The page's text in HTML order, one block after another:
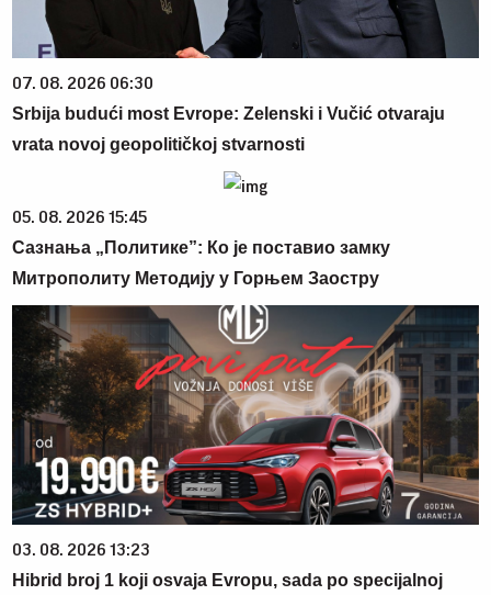
07. 08. 2026 06:30
Srbija budući most Evrope: Zelenski i Vučić otvaraju
vrata novoj geopolitičkoj stvarnosti
05. 08. 2026 15:45
Сазнања „Политике”: Ко је поставио замку
Митрополиту Методију у Горњем Заостру
03. 08. 2026 13:23
Hibrid broj 1 koji osvaja Evropu, sada po specijalnoj